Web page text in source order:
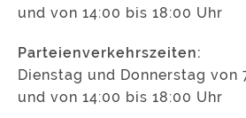
und von 14:00 bis 18:00 Uhr
Parteienverkehrszeiten:
Dienstag und Donnerstag von
und von 14:00 bis 18:00 Uhr